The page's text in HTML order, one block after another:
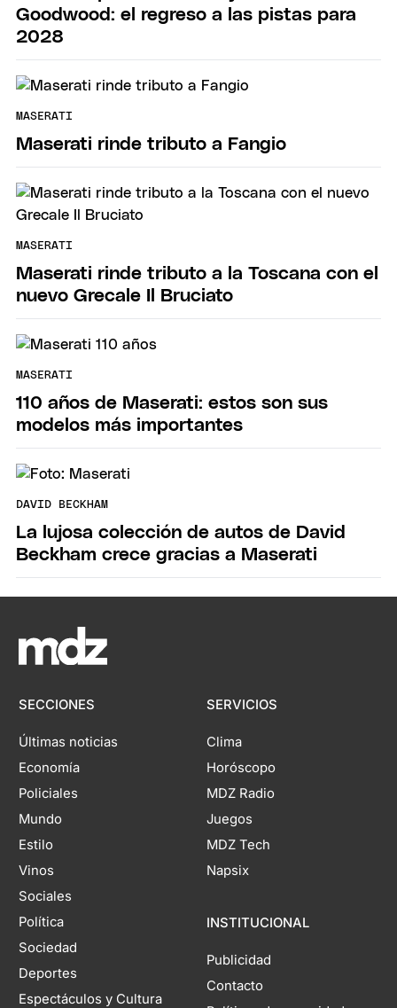
Goodwood: el regreso a las pistas para
2028
MASERATI
Maserati rinde tributo a Fangio
MASERATI
Maserati rinde tributo a la Toscana con el
nuevo Grecale Il Bruciato
MASERATI
110 años de Maserati: estos son sus
modelos más importantes
DAVID BECKHAM
La lujosa colección de autos de David
Beckham crece gracias a Maserati
SECCIONES
Últimas noticias
Economía
Policiales
Mundo
Estilo
Vinos
Sociales
Política
Sociedad
Deportes
Espectáculos y Cultura
SERVICIOS
Clima
Horóscopo
MDZ Radio
Juegos
MDZ Tech
Napsix
INSTITUCIONAL
Publicidad
Contacto